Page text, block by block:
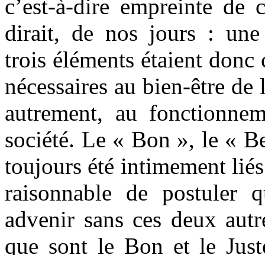
c’est-à-dire empreinte
dirait, de nos jours : une
trois éléments étaient donc
nécessaires au bien-être
autrement, au
société. Le « Bon », le «
toujours été intimement
raisonnable de postuler
advenir sans ces deux
que sont le Bon et le